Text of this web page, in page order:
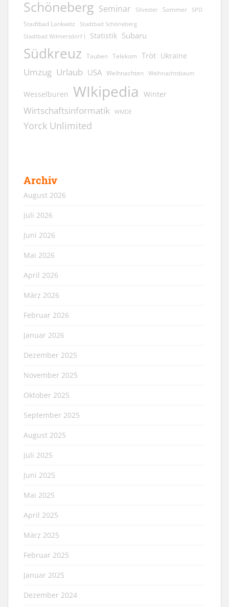
Schöneberg Seminar Silvester Sommer SPD
Stadtbad Lankwitz Stadtbad Schöneberg
Stadtbad Wilmersdorf I Statistik Subaru
Südkreuz Tauben Telekom Tröt Ukraine
Umzug Urlaub USA Weihnachten Weihnachtsbaum
Wesselburen WIkipedia Winter
Wirtschaftsinformatik WMDE
Yorck Unlimited
Archiv
August 2026
Juli 2026
Juni 2026
Mai 2026
April 2026
März 2026
Februar 2026
Januar 2026
Dezember 2025
November 2025
Oktober 2025
September 2025
August 2025
Juli 2025
Juni 2025
Mai 2025
April 2025
März 2025
Februar 2025
Januar 2025
Dezember 2024